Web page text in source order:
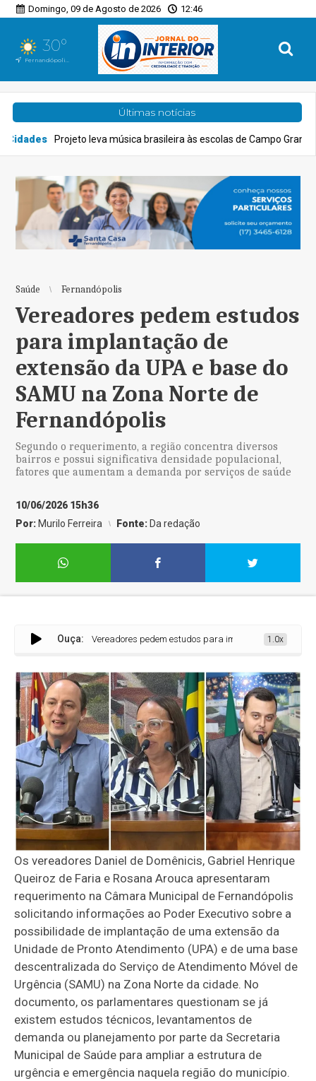
Domingo, 09 de Agosto de 2026 12:46
30°
Fernandópolis, SP
Últimas notícias
leva música brasileira às escolas de Campo Grande Geral
Saúde Fernandópolis
Vereadores pedem estudos
para implantação de
extensão da UPA e base do
SAMU na Zona Norte de
Fernandópolis
Segundo o requerimento, a região concentra diversos
bairros e possui significativa densidade populacional,
fatores que aumentam a demanda por serviços de saúde
10/06/2026 15h36
Por: Murilo Ferreira Fonte: Da redação
Ouça:
Vereadores pedem estudos para implantação de extensão da
1.0x
Os vereadores Daniel de Domênicis, Gabriel Henrique
Queiroz de Faria e Rosana Arouca apresentaram
requerimento na Câmara Municipal de Fernandópolis
solicitando informações ao Poder Executivo sobre a
possibilidade de implantação de uma extensão da
Unidade de Pronto Atendimento (UPA) e de uma base
descentralizada do Serviço de Atendimento Móvel de
Urgência (SAMU) na Zona Norte da cidade. No
documento, os parlamentares questionam se já
existem estudos técnicos, levantamentos de
demanda ou planejamento por parte da Secretaria
Municipal de Saúde para ampliar a estrutura de
urgência e emergência naquela região do município.